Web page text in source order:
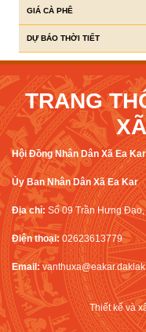
GIÁ CÀ PHÊ
DỰ BÁO THỜI TIẾT
TRANG
Hội Đồng Nhân Dân Xã Ea Kar
Ủy Ban Nhân Dân Xã Ea Kar
Địa chỉ: Số 09 Trần Hưng
Điện thoại: 02623613779
Email:
Thiết kế và